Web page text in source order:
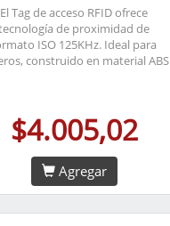
El Tag de acceso RFID ofrece
de proximidad de
ISO 125KHz. Ideal para
construido en material ABS
$4.005,02
Agregar